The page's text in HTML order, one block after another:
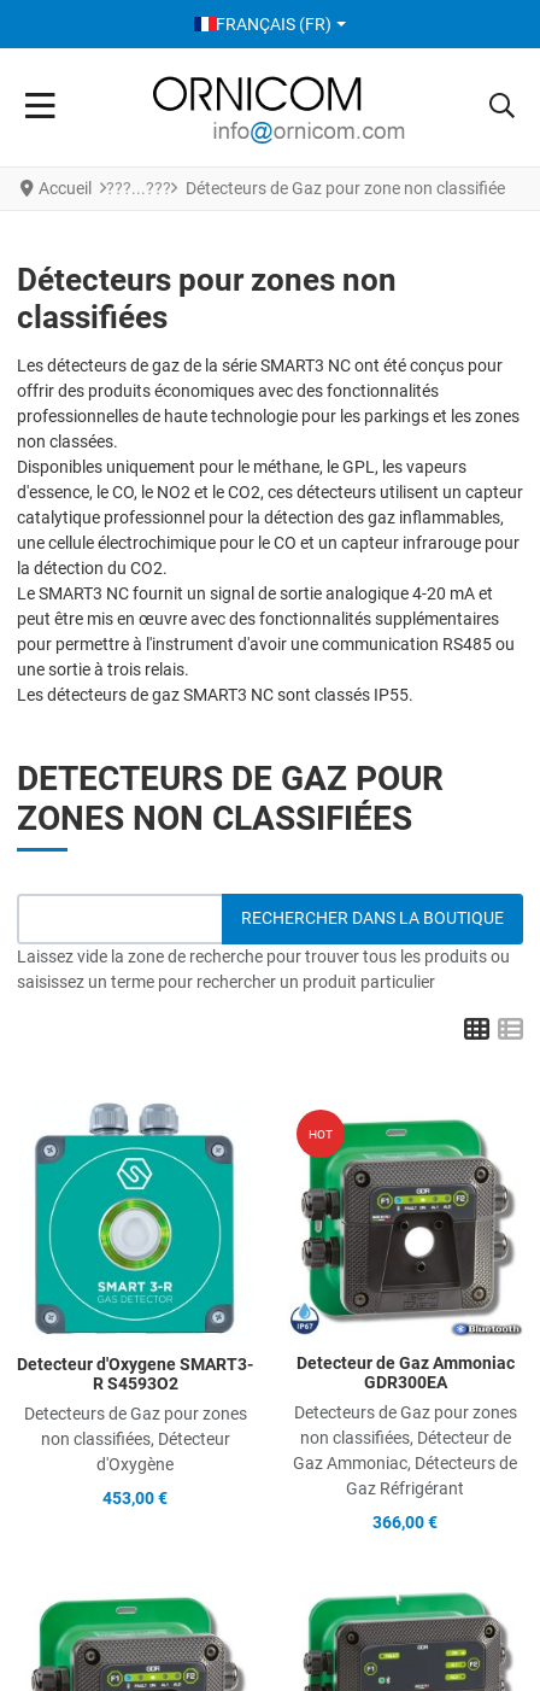
SÉLECTIONNEZ VOTRE LANGUE
FRANÇAIS (FR)
Accueil Détecteurs de Gaz pour zone non classifiée
Détecteurs pour zones non
classifiées
Les détecteurs de gaz de la série SMART3 NC ont été conçus pour
offrir des produits économiques avec des fonctionnalités
professionnelles de haute technologie pour les parkings et les zones
non classées.
Disponibles uniquement pour le méthane, le GPL, les vapeurs
d'essence, le CO, le NO2 et le CO2, ces détecteurs utilisent un capteur
catalytique professionnel pour la détection des gaz inflammables,
une cellule électrochimique pour le CO et un capteur infrarouge pour
la détection du CO2.
Le SMART3 NC fournit un signal de sortie analogique 4-20 mA et
peut être mis en œuvre avec des fonctionnalités supplémentaires
pour permettre à l'instrument d'avoir une communication RS485 ou
une sortie à trois relais.
Les détecteurs de gaz SMART3 NC sont classés IP55.
DETECTEURS DE GAZ POUR
ZONES NON CLASSIFIÉES
Laissez vide la zone de recherche pour trouver tous les produits ou
saisissez un terme pour rechercher un produit particulier
Grid
Add to Wishlist
Add to Compare
Quick View
Detecteur d'Oxygene SMART3-
R S4593O2
Detecteurs de Gaz pour zones
non classifiées, Détecteur
d'Oxygène
453,00 €
HOT
Detecteur de Gaz Ammoniac
GDR300EA
Detecteurs de Gaz pour zones
non classifiées, Détecteur de
Gaz Ammoniac, Détecteurs de
Gaz Réfrigérant
366,00 €
Add to Wishlist
Add to Compare